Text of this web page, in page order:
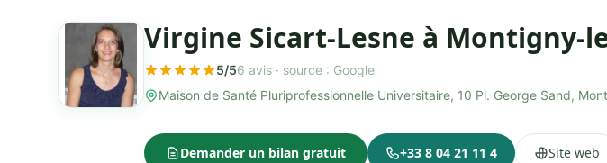
Virgine Sicart-Lesne à Montigny-
5/56 avis · source : Google
Maison de Santé Pluriprofessionnelle Universitaire, 10 Pl. George Sand,
Demander un bilan gratuit +33 8 04 21 11 4 Site web